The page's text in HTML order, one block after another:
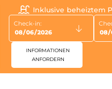
Inklusive beheiztem
Check-in:
INFORMATIONEN
ANFORDERN